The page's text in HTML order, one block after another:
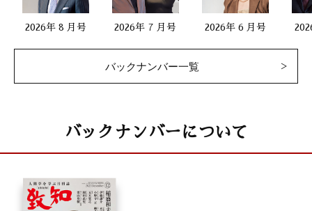
2026年 8 月号 2026年 7 月号 2026年 6 月号
バックナンバー一覧
バックナンバーについて